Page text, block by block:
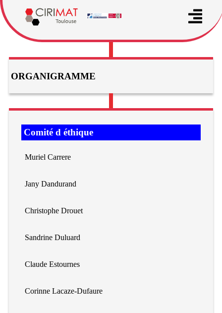
ORGANIGRAMME
Comité d éthique
Muriel Carrere
Jany Dandurand
Christophe Drouet
Sandrine Duluard
Claude Estournes
Corinne Lacaze-Dufaure